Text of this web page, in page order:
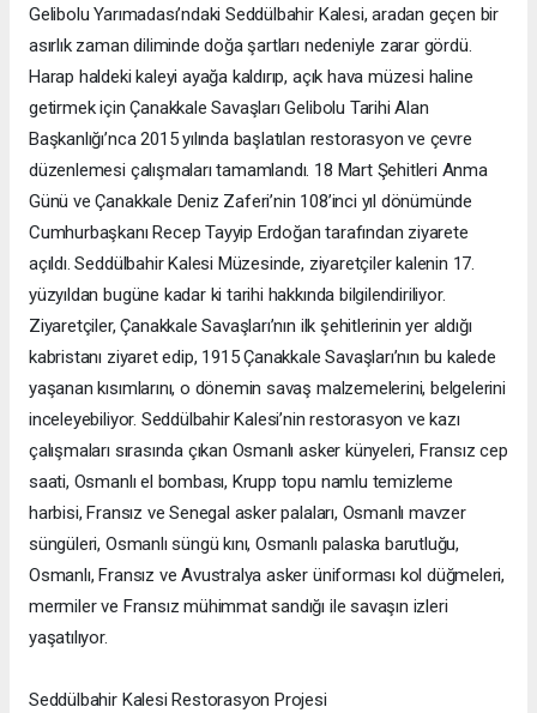
Gelibolu Yarımadası’ndaki Seddülbahir Kalesi, aradan geçen bir
asırlık zaman diliminde doğa şartları nedeniyle zarar gördü.
Harap haldeki kaleyi ayağa kaldırıp, açık hava müzesi haline
getirmek için Çanakkale Savaşları Gelibolu Tarihi Alan
Başkanlığı’nca 2015 yılında başlatılan restorasyon ve çevre
düzenlemesi çalışmaları tamamlandı. 18 Mart Şehitleri Anma
Günü ve Çanakkale Deniz Zaferi’nin 108’inci yıl dönümünde
Cumhurbaşkanı Recep Tayyip Erdoğan tarafından ziyarete
açıldı. Seddülbahir Kalesi Müzesinde, ziyaretçiler kalenin 17.
yüzyıldan bugüne kadar ki tarihi hakkında bilgilendiriliyor.
Ziyaretçiler, Çanakkale Savaşları’nın ilk şehitlerinin yer aldığı
kabristanı ziyaret edip, 1915 Çanakkale Savaşları’nın bu kalede
yaşanan kısımlarını, o dönemin savaş malzemelerini, belgelerini
inceleyebiliyor. Seddülbahir Kalesi’nin restorasyon ve kazı
çalışmaları sırasında çıkan Osmanlı asker künyeleri, Fransız cep
saati, Osmanlı el bombası, Krupp topu namlu temizleme
harbisi, Fransız ve Senegal asker palaları, Osmanlı mavzer
süngüleri, Osmanlı süngü kını, Osmanlı palaska barutluğu,
Osmanlı, Fransız ve Avustralya asker üniforması kol düğmeleri,
mermiler ve Fransız mühimmat sandığı ile savaşın izleri
yaşatılıyor.
Seddülbahir Kalesi Restorasyon Projesi